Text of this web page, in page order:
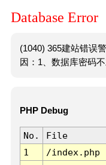
Database Error
(1040) 365建站错误
因：1、数据库密码
PHP Debug
No. File
1
/index.php